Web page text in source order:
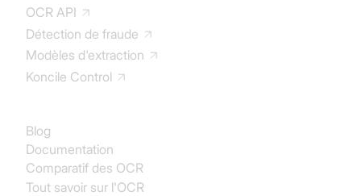
OCR API
Détection de fraude
Modèles d'extraction
Koncile Control
Blog
Documentation
Comparatif des OCR
Tout savoir sur l'OCR